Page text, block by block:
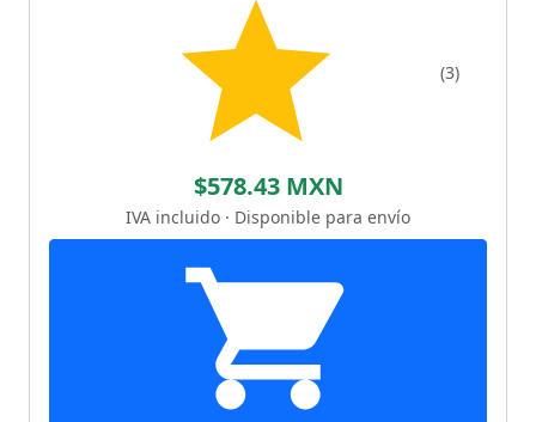
(3)
$578.43 MXN
IVA incluido · Disponible para envío